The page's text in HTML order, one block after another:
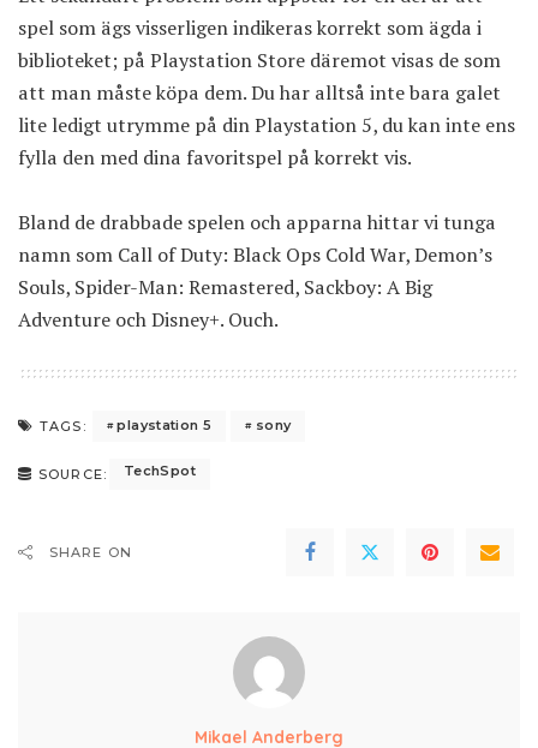
spel som ägs visserligen indikeras korrekt som ägda i
biblioteket; på Playstation Store däremot visas de som
att man måste köpa dem. Du har alltså inte bara galet
lite ledigt utrymme på din Playstation 5, du kan inte ens
fylla den med dina favoritspel på korrekt vis.
Bland de drabbade spelen och apparna hittar vi tunga
namn som Call of Duty: Black Ops Cold War, Demon’s
Souls, Spider-Man: Remastered, Sackboy: A Big
Adventure och Disney+. Ouch.
TAGS: playstation 5 sony
SOURCE: TechSpot
SHARE ON
Mikael Anderberg